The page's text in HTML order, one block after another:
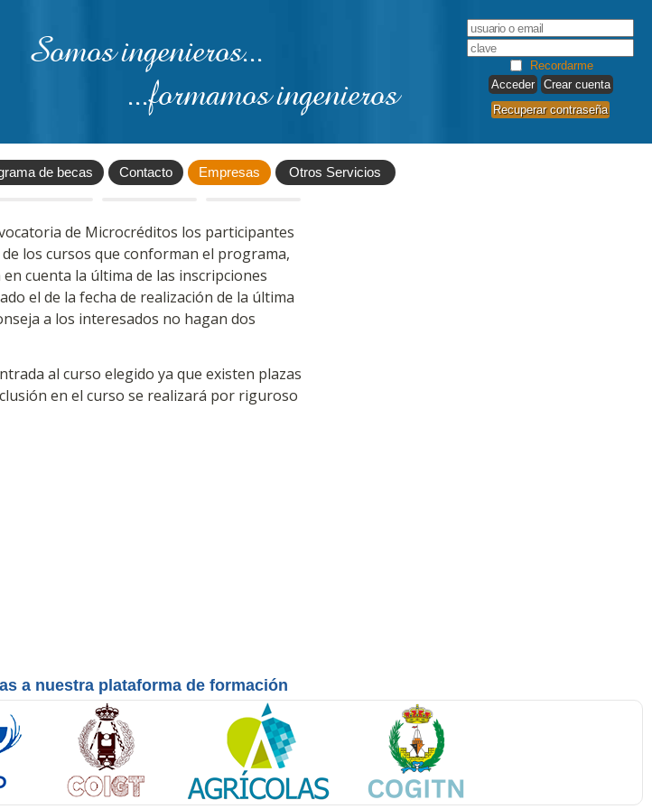
Somos ingenieros...
...formamos ingenieros
Recordarme
Crear cuenta
Recuperar contraseña
de becas Contacto Empresas Otros Servicios
a nuestra plataforma de formación